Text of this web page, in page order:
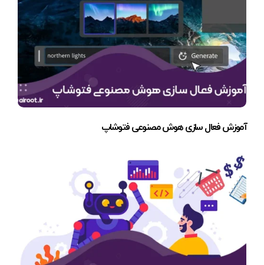
آموزش فعال سازی هوش مصنوعی فتوشاپ